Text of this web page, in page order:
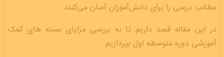
مطالب درسی را برای دانش‌آموزان آسان می‌کنند.
در این مقاله قصد داریم تا به بررسی مزایای بسته های کمک
آموزشی دوره متوسطه اول بپردازیم.